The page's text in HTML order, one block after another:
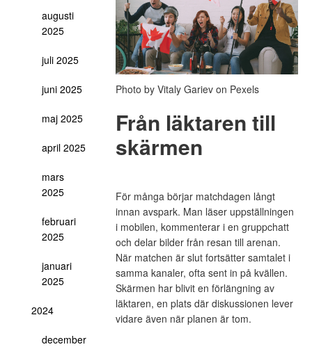
augusti
2025
juli 2025
juni 2025
maj 2025
april 2025
mars
2025
februari
2025
januari
2025
2024
december
Photo by Vitaly Gariev on Pexels
Från läktaren till
skärmen
För många börjar matchdagen långt
innan avspark. Man läser uppställningen
i mobilen, kommenterar i en gruppchatt
och delar bilder från resan till arenan.
När matchen är slut fortsätter samtalet i
samma kanaler, ofta sent in på kvällen.
Skärmen har blivit en förlängning av
läktaren, en plats där diskussionen lever
vidare även när planen är tom.